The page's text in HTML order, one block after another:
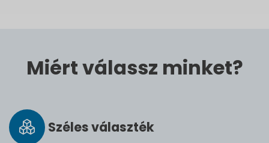
Miért válassz minket?
Széles vá­lasz­ték